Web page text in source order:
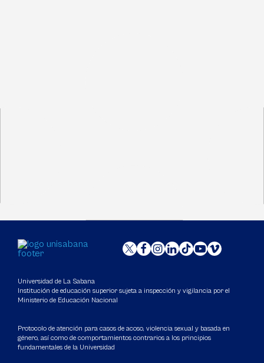
Universidad de La Sabana
Institución de educación superior sujeta a inspección y vigilancia por el
Ministerio de Educación Nacional
Protocolo de atención para casos de acoso, violencia sexual y basada en
género, así como de comportamientos contrarios a los principios
fundamentales de la Universidad